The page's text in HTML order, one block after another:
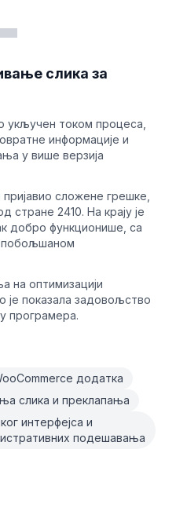
слика за
укључен током процеса,
информације и
у више верзија
пријавио сложене грешке,
стране 2410. На крају је
добро функционише, са
побољшаном
на оптимизацији
је показала задовољство
програмера.
додатка
слика и преклапања
интерфејса и
подешавања